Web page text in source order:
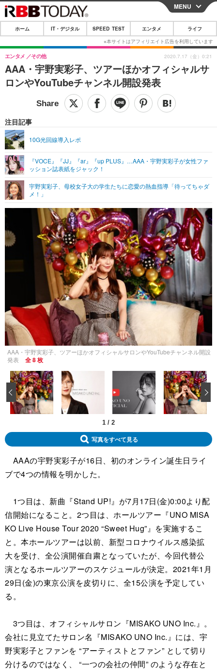
CLOSE
ホーム
IT・デジタル
IT・デジタルTOP スマートフォン
ショッピング その他
SPEED TEST
エンタメTOP 映画・ドラマ
グラビア
ショッピング その他
ライフTOP
その他
リリース一覧
プッシュ通知の停止方法
MENU
ホーム IT・デジタル SPEED TEST エンタメ ライフ
AAA・宇野実彩子、ツアーほかオフィシャルサ
ロンやYouTubeチャンネル開設発表
エンタメ その他
注目記事
10G光回線導入レポ
『VOCE』『JJ』『ar』『up PLUS』…AAA・宇野実彩子が女性ファ
ッション誌表紙をジャック！
宇野実彩子、母校女子大の学生たちに恋愛の熱血指導「待ってちゃダ
メ！」
2020.7.17（金）0:21
AAA・宇野実彩子、ツアーほかオフィシャルサロンやYouTubeチャンネル開設
発表
全 8 枚
1 / 2
‹
写真をすべて見る
AAAの宇野実彩子が16日、初のオンライン誕生日ライ
ブで4つの情報を明かした。
1つ目は、新曲『Stand UP!』が7月17日(金)0:00より配
信開始になること。2つ目は、ホールツアー『UNO MISA
KO Live House Tour 2020 “Sweet Hug”』を実施するこ
と。本ホールツアーは以前、新型コロナウイルス感染拡
大を受け、全公演開催自粛となっていたが、今回代替公
演となるホールツアーのスケジュールが決定。2021年1月
29日(金)の東京公演を皮切りに、全15公演を予定してい
る。
3つ目は、オフィシャルサロン『MISAKO UNO Inc.』。
会社に見立てたサロン名『MISAKO UNO Inc.』には、宇
野実彩子とファンを “アーティストとファン” として切り
分けるのではなく、 “一つの会社の仲間” のような存在と